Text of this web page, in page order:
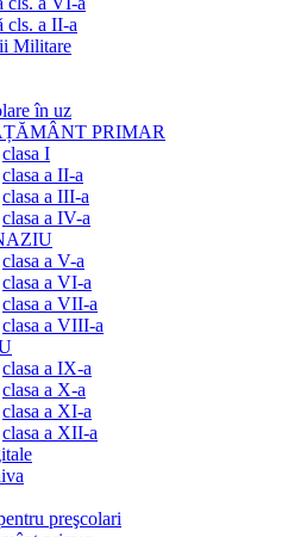
cls. a II-a
Militare
în uz
PRIMAR
clasa I
clasa a II-a
clasa a III-a
clasa a IV-a
clasa a V-a
clasa a VI-a
clasa a VII-a
clasa a VIII-a
clasa a IX-a
clasa a X-a
clasa a XI-a
clasa a XII-a
preşcolari